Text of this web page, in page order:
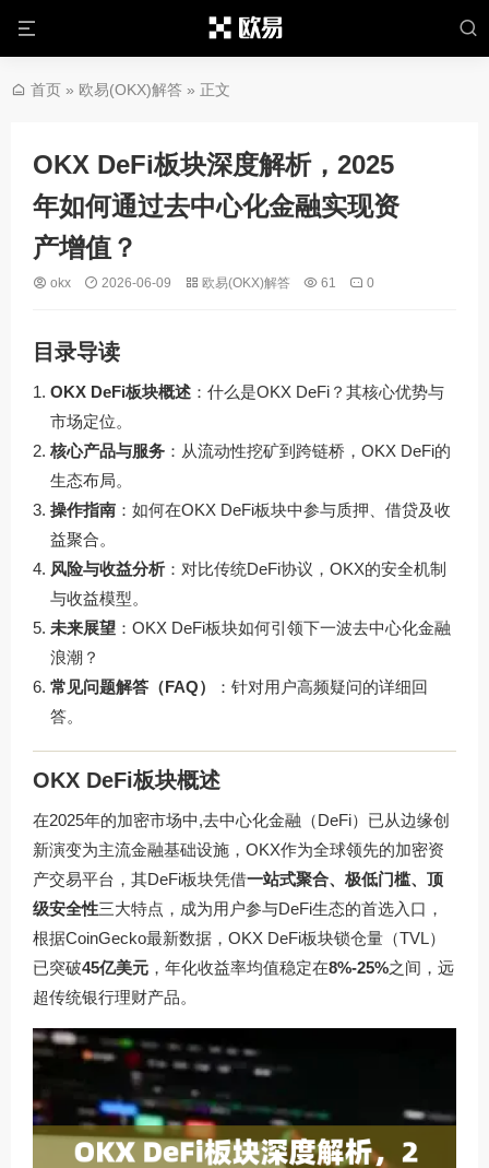
首页 » 欧易(OKX)解答 » 正文
OKX DeFi板块深度解析，2025
年如何通过去中心化金融实现资
产增值？
okx 2026-06-09 欧易(OKX)解答 61 0
目录导读
OKX DeFi板块概述 ：什么是OKX DeFi？其核心优势与
市场定位。
核心产品与服务 ：从流动性挖矿到跨链桥，OKX DeFi的
生态布局。
操作指南 ：如何在OKX DeFi板块中参与质押、借贷及收
益聚合。
风险与收益分析 ：对比传统DeFi协议，OKX的安全机制
与收益模型。
未来展望 ：OKX DeFi板块如何引领下一波去中心化金融
浪潮？
常见问题解答（FAQ）
：针对用户高频疑问的详细回
答。
OKX DeFi板块概述
在2025年的加密市场中,去中心化金融（DeFi）已从边缘创
新演变为主流金融基础设施，OKX作为全球领先的加密资
产交易平台，其DeFi板块凭借一站式聚合、极低门槛、顶
级安全性三大特点，成为用户参与DeFi生态的首选入口，
根据CoinGecko最新数据，OKX DeFi板块锁仓量（TVL）
已突破45亿美元 ，年化收益率均值稳定在8%-25%之间，远
超传统银行理财产品。